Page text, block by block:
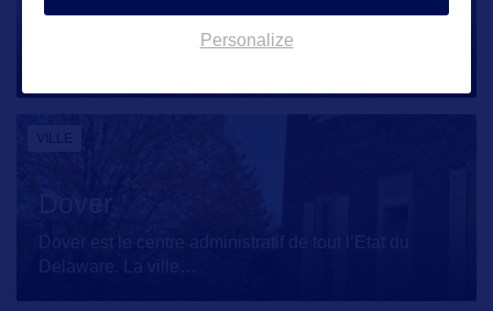
Le Delaware fut le premier Etat à intégrer l’Union et
VILLE
Dover
Dover est le centre administratif de tout l’Etat du
Delaware. La ville
Personalize